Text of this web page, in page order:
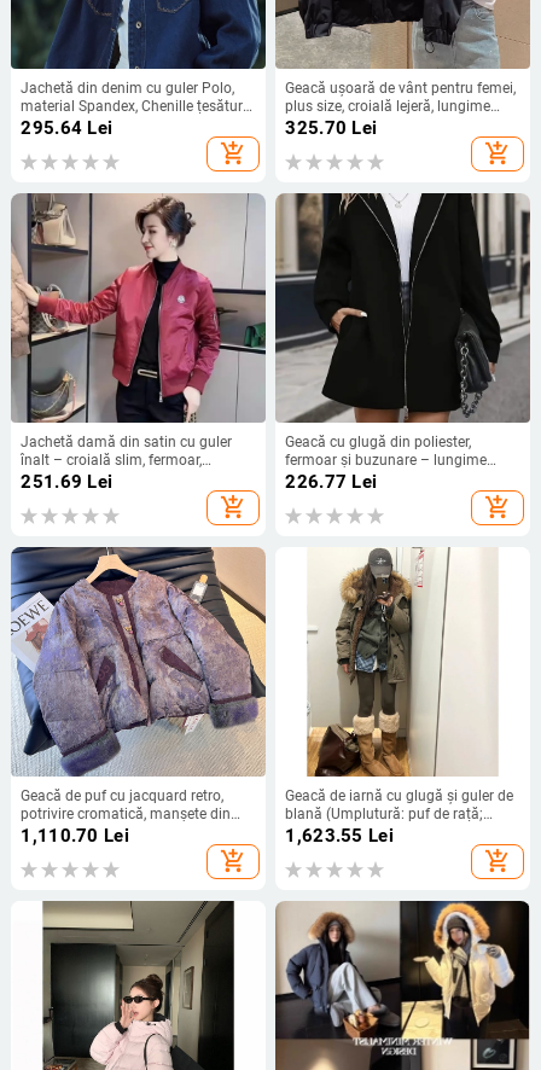
Jachetă din denim cu guler Polo,
material Spandex, Chenille țesătură,
fără mâneci, primăvara 2025
295.64 Lei
add_shopping_cart
Geacă ușoară de vânt pentru femei,
plus size, croială lejeră, lungime
scurtă, pentru primăvara-toamnă
325.70 Lei
add_shopping_cart
Jachetă damă din satin cu guler
înalt – croială slim, fermoar,
amestec nylon-poliester
251.69 Lei
add_shopping_cart
Geacă cu glugă din poliester,
fermoar și buzunare – lungime
medie, croială lejeră
226.77 Lei
add_shopping_cart
Geacă de puf cu jacquard retro,
potrivire cromatică, manșete din
blană de nurcă, înaltă calitate, iarnă
2025, stil chinezesc
1,110.70 Lei
add_shopping_cart
Geacă de iarnă cu glugă și guler de
blană (Umplutură: puf de rață;
Conținut puf: 85–90%; Țesătură
principală: bumbac; Stil: korean)
1,623.55 Lei
add_shopping_cart